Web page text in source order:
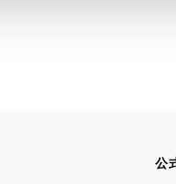
公